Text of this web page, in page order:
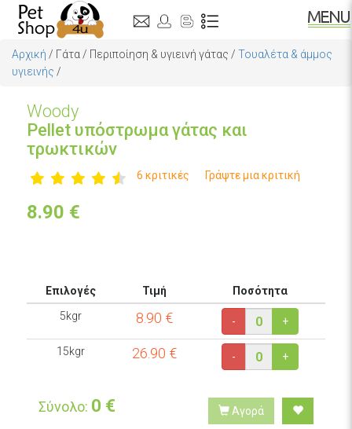
Αρχική / Γάτα / Περιποίηση & υγιεινή γάτας / Τουαλέτα & άμμος
υγιεινής /
Woody
Pellet υπόστρωμα γάτας και
τρωκτικών
6 κριτικές Γράψτε μια κριτική
8.90 €
Επιλογές Τιμή
Ποσότητα
5kgr
8.90 € - +
15kgr 26.90 € - +
Σύνολο: 0 € Αγορά